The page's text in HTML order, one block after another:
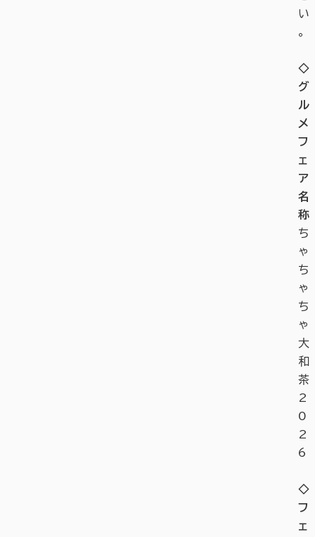
い
。
◇
グ
ル
メ
フ
ェ
ア
名
称
ち
ゃ
ち
ゃ
ち
ゃ
大
和
茶
2
0
2
6
◇
フ
ェ